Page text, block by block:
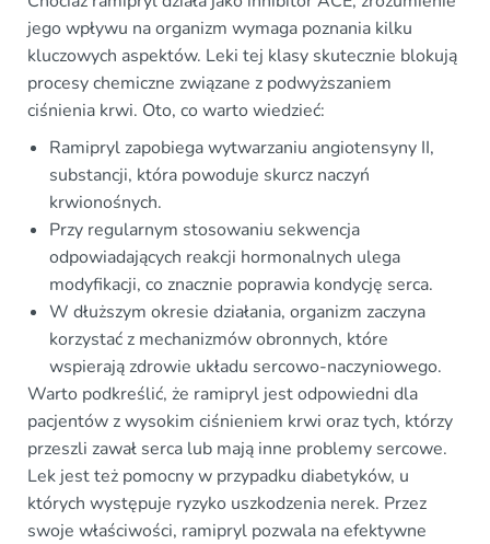
jego wpływu na organizm wymaga poznania kilku
kluczowych aspektów. Leki tej klasy skutecznie blokują
procesy chemiczne związane z podwyższaniem
ciśnienia krwi. Oto, co warto wiedzieć:
Ramipryl zapobiega wytwarzaniu angiotensyny II,
substancji, która powoduje skurcz naczyń
krwionośnych.
Przy regularnym stosowaniu sekwencja
odpowiadających reakcji hormonalnych ulega
modyfikacji, co znacznie poprawia kondycję serca.
W dłuższym okresie działania, organizm zaczyna
korzystać z mechanizmów obronnych, które
wspierają zdrowie układu sercowo-naczyniowego.
Warto podkreślić, że ramipryl jest odpowiedni dla
pacjentów z wysokim ciśnieniem krwi oraz tych, którzy
przeszli zawał serca lub mają inne problemy sercowe.
Lek jest też pomocny w przypadku diabetyków, u
których występuje ryzyko uszkodzenia nerek. Przez
swoje właściwości, ramipryl pozwala na efektywne